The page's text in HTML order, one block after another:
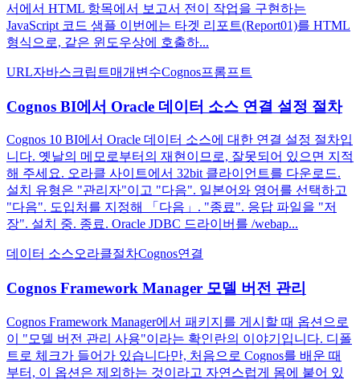
서에서 HTML 항목에서 보고서 전이 작업을 구현하는
JavaScript 코드 샘플 이번에는 타겟 리포트(Report01)를 HTML
형식으로, 같은 윈도우상에 호출하...
URL자바스크립트매개변수Cognos프롬프트
Cognos BI에서 Oracle 데이터 소스 연결 설정 절차
Cognos 10 BI에서 Oracle 데이터 소스에 대한 연결 설정 절차입
니다. 옛날의 메모로부터의 재현이므로, 잘못되어 있으면 지적
해 주세요. 오라클 사이트에서 32bit 클라이언트를 다운로드.
설치 유형은 "관리자"이고 "다음". 일본어와 영어를 선택하고
"다음". 도입처를 지정해 「다음」. "종료". 응답 파일을 "저
장". 설치 중. 종료. Oracle JDBC 드라이버를 /webap...
데이터 소스오라클절차Cognos연결
Cognos Framework Manager 모델 버전 관리
Cognos Framework Manager에서 패키지를 게시할 때 옵션으로
이 "모델 버전 관리 사용"이라는 확인란의 이야기입니다. 디폴
트로 체크가 들어가 있습니다만, 처음으로 Cognos를 배운 때
부터, 이 옵션은 제외하는 것이라고 자연스럽게 몸에 붙어 있